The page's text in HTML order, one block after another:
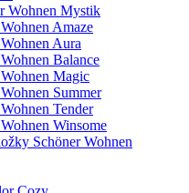
Wohnen Mystik
Amaze
Aura
Balance
Magic
Summer
Tender
Winsome
Schöner Wohnen